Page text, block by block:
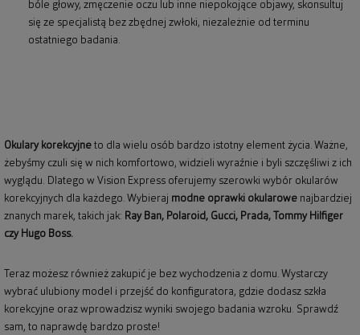
bóle głowy, zmęczenie oczu lub inne niepokojące objawy, skonsultuj
się ze specjalistą bez zbędnej zwłoki, niezależnie od terminu
ostatniego badania.
Okulary korekcyjne to dla wielu osób bardzo istotny element życia. Ważne,
żebyśmy czuli się w nich komfortowo, widzieli wyraźnie i byli szczęśliwi z ich
wyglądu. Dlatego w Vision Express oferujemy szerowki wybór okularów
korekcyjnych dla każdego. Wybieraj modne oprawki okularowe najbardziej
znanych marek, takich jak: Ray Ban, Polaroid , Gucci, Prada, Tommy Hilfiger
czy Hugo Boss.
Teraz możesz również zakupić je bez wychodzenia z domu. Wystarczy
wybrać ulubiony model i przejść do konfiguratora, gdzie dodasz szkła
korekcyjne oraz wprowadzisz wyniki swojego badania wzroku. Sprawdź
sam, to naprawdę bardzo proste!